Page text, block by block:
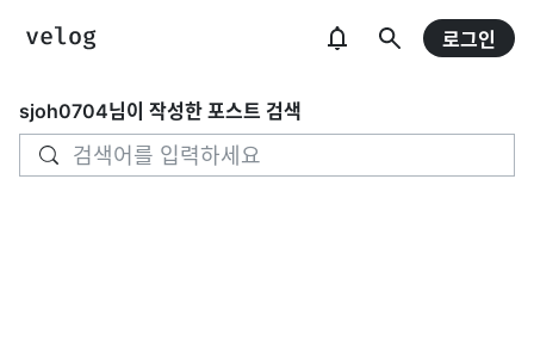
로그인
sjoh0704님이 작성한 포스트 검색